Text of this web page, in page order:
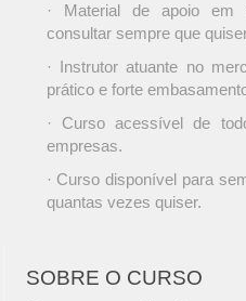
· Material de apoio em
consultar sempre que
· Instrutor atuante no
prático e forte
· Curso acessível de
empresas.
· Curso disponível para
quantas vezes quiser.
SOBRE O CURSO